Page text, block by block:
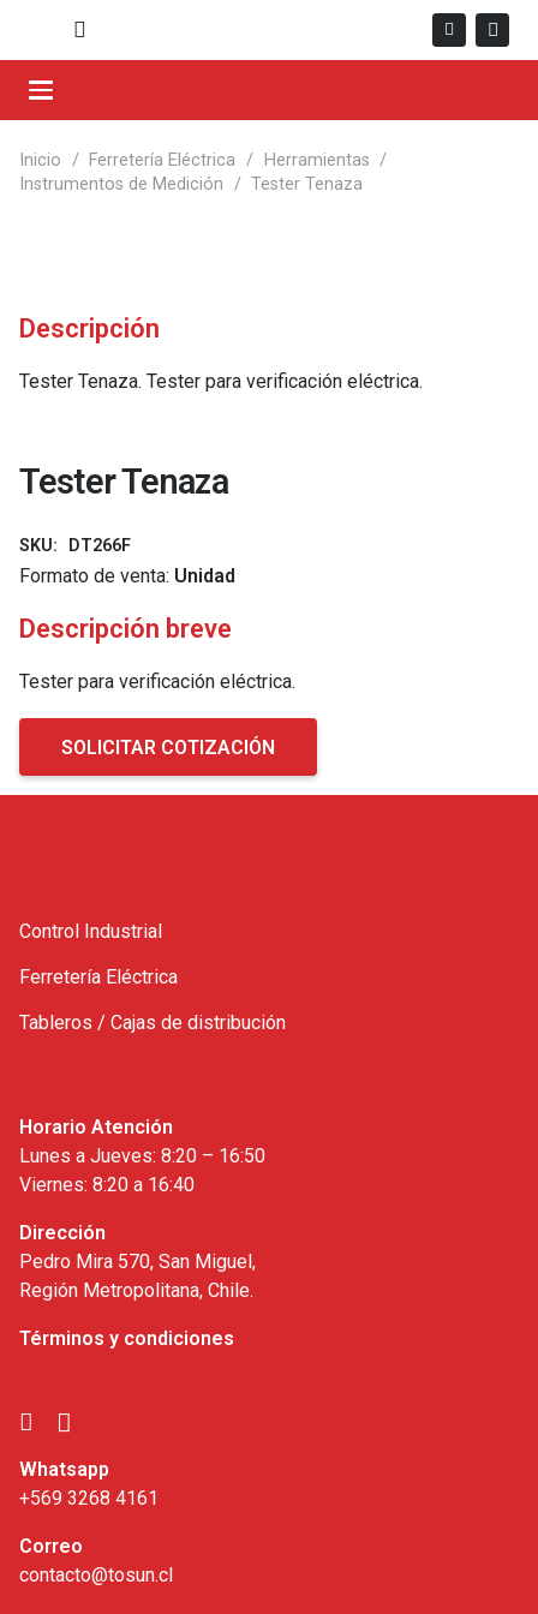
Inicio / Ferretería Eléctrica / Herramientas /
Instrumentos de Medición / Tester Tenaza
Descripción
Tester Tenaza. Tester para verificación eléctrica.
Tester Tenaza
SKU: DT266F
Formato de venta: Unidad
Descripción breve
Tester para verificación eléctrica.
SOLICITAR COTIZACIÓN
Control Industrial
Ferretería Eléctrica
Tableros / Cajas de distribución
Horario Atención
Lunes a Jueves: 8:20 – 16:50
Viernes: 8:20 a 16:40
Dirección
Pedro Mira 570, San Miguel,
Región Metropolitana, Chile.
Términos y condiciones
Whatsapp
+569 3268 4161
Correo
contacto@tosun.cl